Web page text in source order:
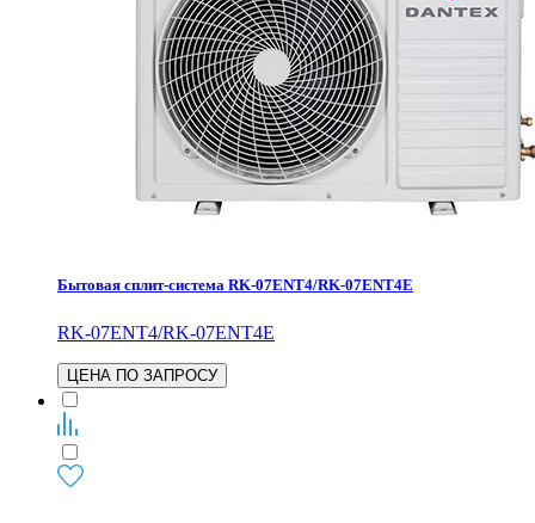
Бытовая сплит-система RK-07ENT4/RK-07ENT4E
RK-07ENT4/RK-07ENT4E
ЦЕНА ПО ЗАПРОСУ